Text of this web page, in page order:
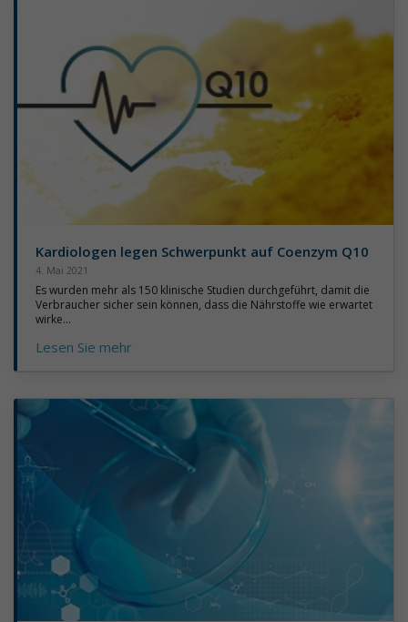
Kardiologen legen Schwerpunkt auf Coenzym Q10
4. Mai 2021
Es wurden mehr als 150 klinische Studien durchgeführt, damit die
Verbraucher sicher sein können, dass die Nährstoffe wie erwartet
wirke...
Lesen Sie mehr